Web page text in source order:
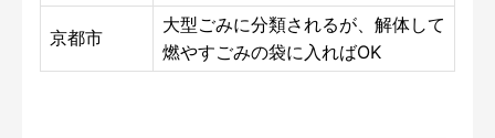
京都市
大型ごみに分類されるが、解体して
燃やすごみの袋に入ればOK